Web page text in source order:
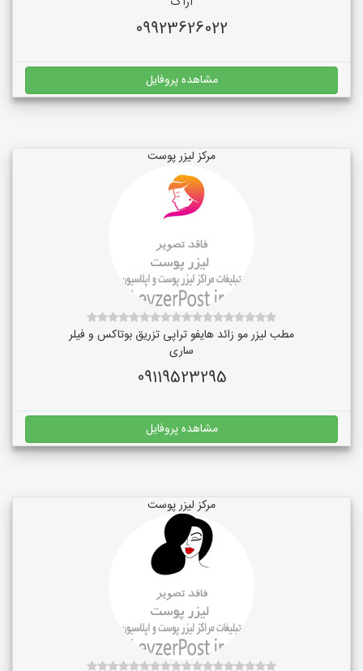
09923626022
مشاهده پروفایل
مرکز لیزر پوست
مطب لیزر مو زائد هایفو تراپی تزریق بوتاکس و فیلر
ساری
09119523295
مشاهده پروفایل
مرکز لیزر پوست